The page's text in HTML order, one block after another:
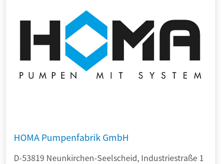
HOMA Pumpenfabrik GmbH
D-53819 Neunkirchen-Seelscheid, Industriestraße 1